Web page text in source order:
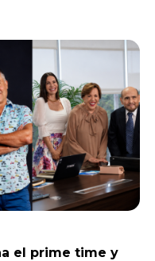
el prime time y